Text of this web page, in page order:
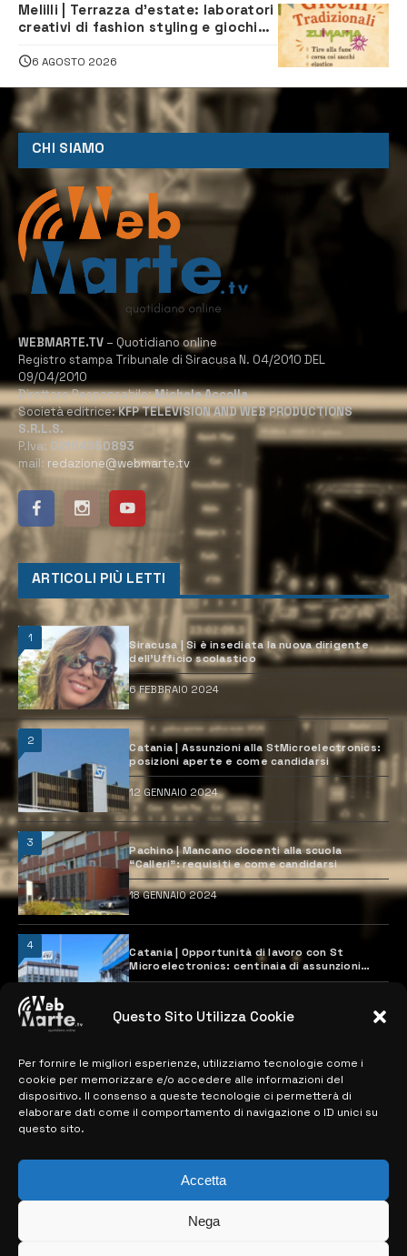
Questo Sito Utilizza Cookie
Per fornire le migliori esperienze, utilizziamo tecnologie come i
cookie per memorizzare e/o accedere alle informazioni del
dispositivo. Il consenso a queste tecnologie ci permetterà di
elaborare dati come il comportamento di navigazione o ID unici su
questo sito.
Accetta
Nega
Melilli | Terrazza d’estate: laboratori
creativi di fashion styling e giochi
iscriversi
6 AGOSTO 2026
CHI SIAMO
WEBMARTE.TV – Quotidiano online
Registro stampa Tribunale di Siracusa N. 04/2010 DEL
09/04/2010
Direttore Responsabile:Michele Accolla
Società editrice:KFP TELEVISION AND WEB PRODUCTIONS
S.R.L.S.
P.Iva: 02184950893
mail: redazione@webmarte.tv
ARTICOLI PIÙ LETTI
1
Siracusa | Si è insediata la nuova dirigente
dell’Ufficio scolastico
6 FEBBRAIO 2024
2
Catania | Assunzioni alla StMicroelectronics:
posizioni aperte e come candidarsi
12 GENNAIO 2024
3
Pachino | Mancano docenti alla scuola
“Calleri”: requisiti e come candidarsi
18 GENNAIO 2024
4
Catania | Opportunità di lavoro con St
Microelectronics: centinaia di assunzioni
previste
MAPPA DEL SITO
> NOTIZIE